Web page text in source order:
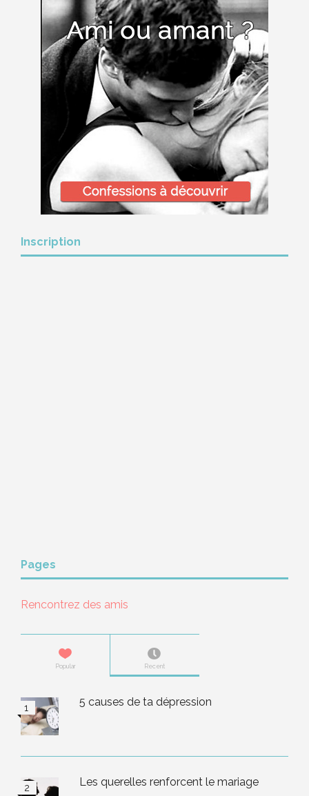
Inscription
Pages
Rencontrez des amis
Popular Recent
5 causes de ta dépression
Les querelles renforcent le mariage